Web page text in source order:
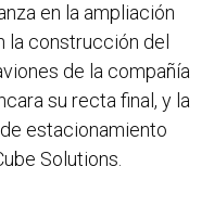
en la ampliación
la construcción del
de la compañía
su recta final, y la
estacionamiento
Solutions.